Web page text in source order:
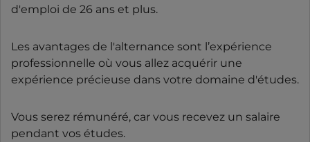
d'emploi de 26 ans et plus.
Les avantages de l'alternance sont l’expérience
professionnelle où vous allez acquérir une
expérience précieuse dans votre domaine d'études.
Vous serez rémunéré, car vous recevez un salaire
pendant vos études.